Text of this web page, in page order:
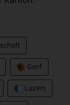
Genf
Luzern